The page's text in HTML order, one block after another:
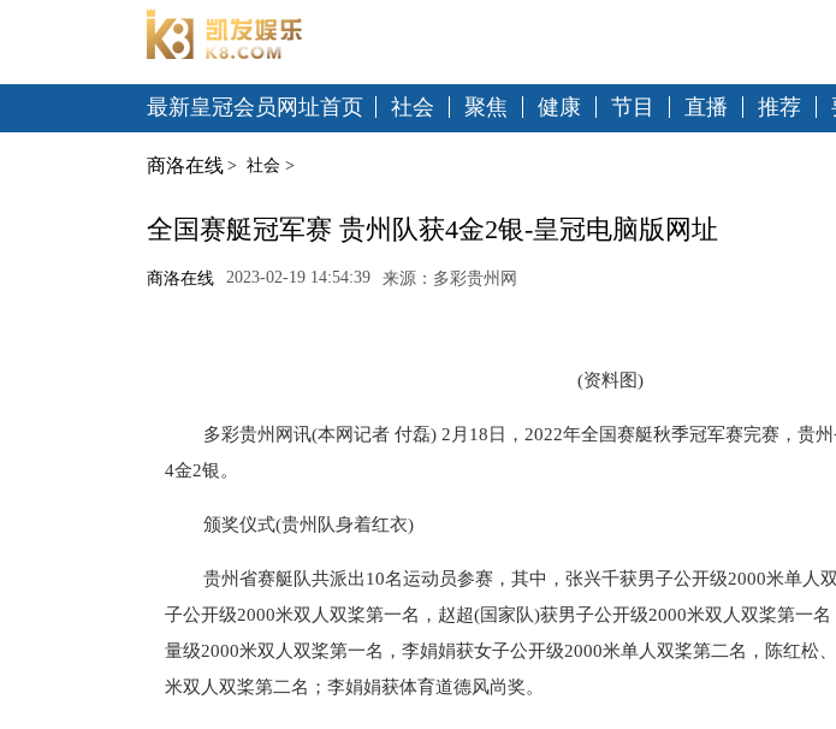
最新皇冠会员网址首页 社会 聚焦 健康 节目 直播 推荐
商洛在线 > 社会 >
全国赛艇冠军赛 贵州队获4金2银-皇冠电脑版网址
商洛在线 2023-02-19 14:54:39 来源：多彩贵州网
(资料图)
多彩贵州网讯(本网记者 付磊) 2月18日，2022年全国赛艇秋季冠军赛完赛，贵
4金2银。
颁奖仪式(贵州队身着红衣)
贵州省赛艇队共派出10名运动员参赛，其中，张兴千获男子公开级2000米单人
子公开级2000米双人双桨第一名，赵超(国家队)获男子公开级2000米双人双桨第一
量级2000米双人双桨第一名，李娟娟获女子公开级2000米单人双桨第二名，陈红松
米双人双桨第二名；李娟娟获体育道德风尚奖。